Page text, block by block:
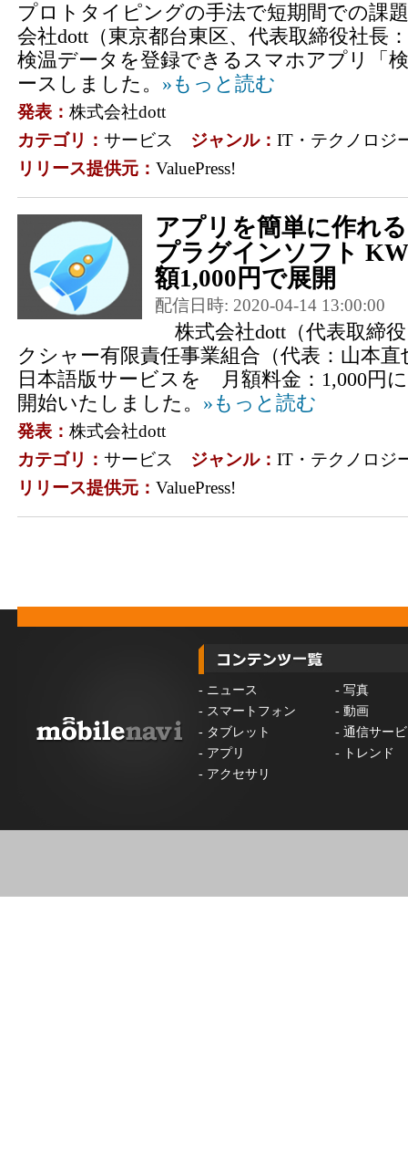
プロトタイピングの手法で短期間での課
会社dott（東京都台東区、代表取締役社長
検温データを登録できるスマホアプリ「
ースしました。 »もっと読む
発表： 株式会社dott
カテゴリ： サービス ジャンル： IT・テクノロジ
リリース提供元： ValuePress!
アプリを簡単に作れ
プラグインソフト
額1,000円で展開
配信日時: 2020-04-14 13:00:00
株式会社dott（代表取締
クシャー有限責任事業組合（代表：山本
日本語版サービスを 月額料金：1,000円
開始いたしました。 »もっと読む
発表： 株式会社dott
カテゴリ： サービス ジャンル： IT・テクノロジ
リリース提供元： ValuePress!
- ニュース - 写真
- スマートフォン - 動画
- タブレット - 通信サー
- アプリ -
トレンド
- アクセサリ